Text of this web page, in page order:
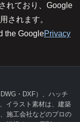
れており、Google
されます。
the GooglePrivacy
・DXF）、ハッチ
イラスト素材は、建築
施工会社などのプロの